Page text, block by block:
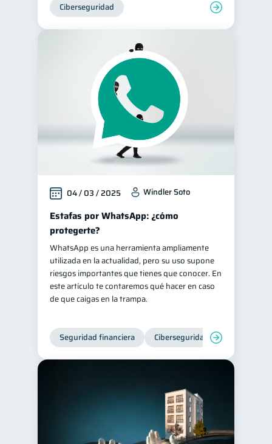
Ciberseguridad
04 / 03 / 2025 Windler Soto
Estafas por WhatsApp: ¿cómo
protegerte?
WhatsApp es una herramienta ampliamente
utilizada en la actualidad, pero su uso supone
riesgos importantes que tienes que conocer. En
este artículo te contaremos qué hacer en caso
de que caigas en la trampa.
Seguridad financiera Ciberseguridad